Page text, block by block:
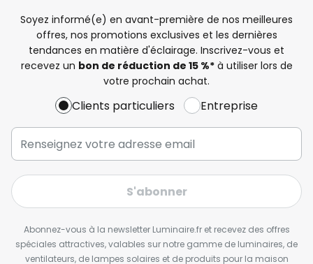
Soyez informé(e) en avant-première de nos meilleures
offres, nos promotions exclusives et les dernières
tendances en matière d'éclairage. Inscrivez-vous et
recevez un bon de réduction de 15 %*à utiliser lors de
votre prochain achat.
Clients particuliers Entreprise
S'abonner
Abonnez-vous à la newsletter Luminaire.fr et recevez des offres
spéciales attractives, valables sur notre gamme de luminaires, de
ventilateurs, de lampes solaires et de produits pour la maison